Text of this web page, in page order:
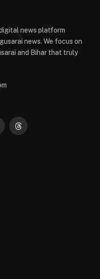
news platform
news. We focus on
and Bihar that truly
Threads